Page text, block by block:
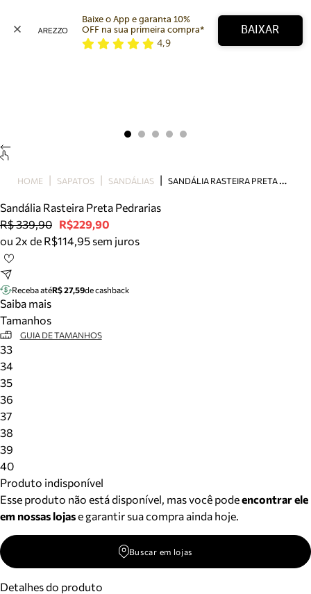
Bolsa
Tamanco
Tênis
Mule
Tire dúvidas sobre pedidos, devoluções e mais.
Meus pedidos
Acompanhe seus pedidos e solicite devoluções.
Baixe o App e garanta 10%
OFF na sua primeira compra*
4,9
BAIXAR
HOME SAPATOS SANDÁLIAS S
ANDÁLIA RASTEIRA PRETA PEDRARIAS
Sandália Rasteira Preta Pedrarias
R$ 339,90 R$229,90
ou 2x de R$114,95 sem juros
Receba atéR$ 27,59de cashback
Saiba mais
Tamanhos
GUIA DE TAMANHOS
33
34
35
36
37
38
39
40
Produto indisponível
Esse produto não está disponível, mas você podeencontrar ele
em nossas lojase garantir sua compra ainda hoje.
Buscar em lojas
Detalhes do produto